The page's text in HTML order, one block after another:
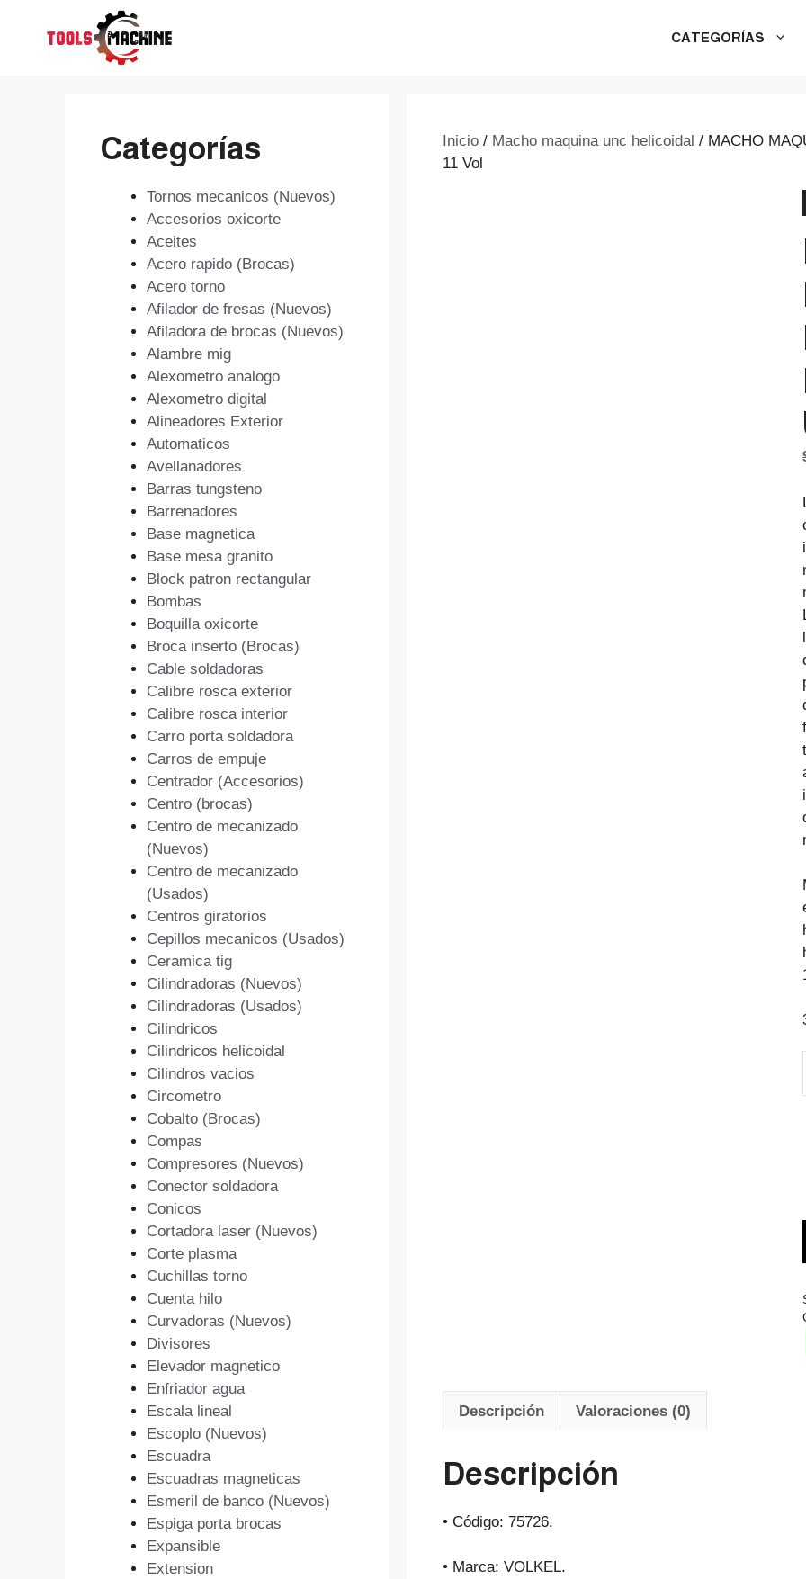
CATEGORÍAS
Inicio / Macho maquina unc helicoidal / MACHO
11 Vol
Descripción Valoraciones (0)
Descripción
• Código: 75726.
• Marca: VOLKEL.
Categorías
Tornos mecanicos (Nuevos)
Accesorios oxicorte
Aceites
Acero rapido (Brocas)
Acero torno
Afilador de fresas (Nuevos)
Afiladora de brocas (Nuevos)
Alambre mig
Alexometro analogo
Alexometro digital
Alineadores Exterior
Automaticos
Avellanadores
Barras tungsteno
Barrenadores
Base magnetica
Base mesa granito
Block patron rectangular
Bombas
Boquilla oxicorte
Broca inserto (Brocas)
Cable soldadoras
Calibre rosca exterior
Calibre rosca interior
Carro porta soldadora
Carros de empuje
Centrador (Accesorios)
Centro (brocas)
Centro de mecanizado
(Nuevos)
Centro de mecanizado
(Usados)
Centros giratorios
Cepillos mecanicos (Usados)
Ceramica tig
Cilindradoras (Nuevos)
Cilindradoras (Usados)
Cilindricos
Cilindricos helicoidal
Cilindros vacios
Circometro
Cobalto (Brocas)
Compas
Compresores (Nuevos)
Conector soldadora
Conicos
Cortadora laser (Nuevos)
Corte plasma
Cuchillas torno
Cuenta hilo
Curvadoras (Nuevos)
Divisores
Elevador magnetico
Enfriador agua
Escala lineal
Escoplo (Nuevos)
Escuadra
Escuadras magneticas
Esmeril de banco (Nuevos)
Espiga porta brocas
Expansible
Extension